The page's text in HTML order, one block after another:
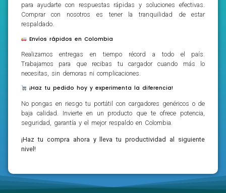
para ayudarte con respuestas rápidas y soluciones efectivas.
Comprar con nosotros es tener la tranquilidad de estar
respaldado.
Envíos rápidos en Colombia
Realizamos entregas en tiempo récord a todo el país.
Trabajamos para que recibas tu cargador cuando más lo
necesitas, sin demoras ni complicaciones.
¡Haz tu pedido hoy y experimenta la diferencia!
No pongas en riesgo tu portátil con cargadores genéricos o de
baja calidad. Invierte en un producto que te ofrece potencia,
seguridad, garantía y el mejor respaldo en Colombia.
¡Haz tu compra ahora y lleva tu productividad al siguiente
nivel!